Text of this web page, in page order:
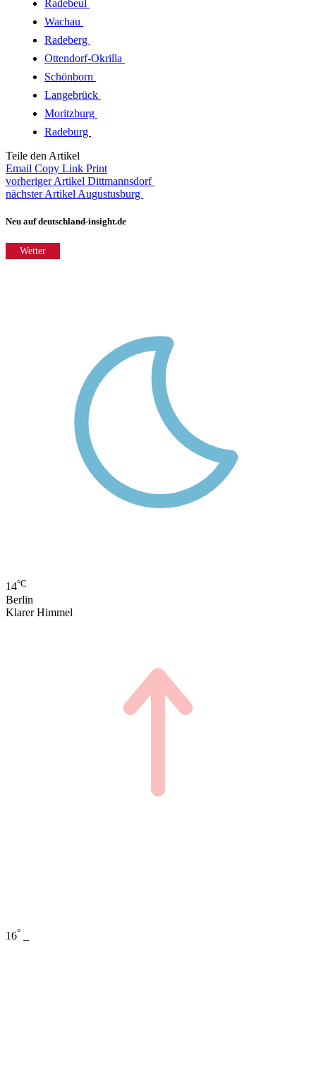
Radebeul
Wachau
Radeberg
Ottendorf-Okrilla
Schönborn
Langebrück
Moritzburg
Radeburg
Teile den Artikel
Email Copy Link Print
vorheriger Artikel Dittmannsdorf
nächster Artikel Augustusburg
Neu auf deutschland-insight.de
Wetter
14°C
Berlin
Klarer Himmel
16°